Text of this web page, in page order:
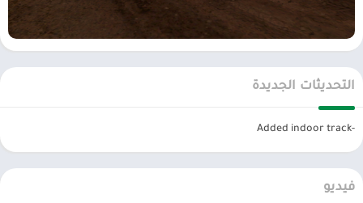
التحديثات الجديدة
-Added indoor track
فيديو